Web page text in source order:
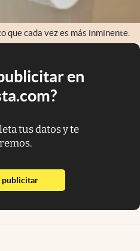
que cada vez es más inminente.
en
tus datos y te
publicitarabre en nueva pestaña